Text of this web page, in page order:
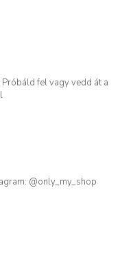
fel vagy vedd át a
@only_my_shop